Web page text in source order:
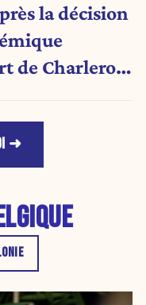
la décision
de Charleroi